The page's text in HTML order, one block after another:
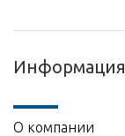
Информация
О компании